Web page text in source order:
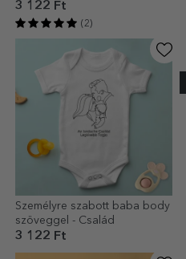
3 122 Ft
(2)
Személyre szabott baba body
szöveggel - Család
3 122 Ft